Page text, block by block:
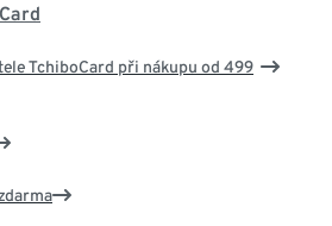
TchiboCard při nákupu od 499